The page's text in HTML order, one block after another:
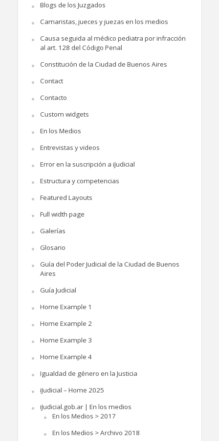
Blogs de los Juzgados
Camaristas, jueces y juezas en los medios
Causa seguida al médico pediatra por infracción
al art. 128 del Código Penal
Constitución de la Ciudad de Buenos Aires
Contact
Contacto
Custom widgets
En los Medios
Entrevistas y videos
Error en la suscripción a iJudicial
Estructura y competencias
Featured Layouts
Full width page
Galerías
Glosario
Guía del Poder Judicial de la Ciudad de Buenos
Aires
Guía Judicial
Home Example 1
Home Example 2
Home Example 3
Home Example 4
Igualdad de género en la Justicia
iJudicial – Home 2025
iJudicial.gob.ar | En los medios
En los Medios > 2017
En los Medios > Archivo 2018